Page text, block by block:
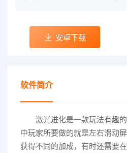
安卓下载
软件简介
激光进化是一款玩法有趣
中玩家所要做的就是左右滑动
获得不同的加成，有时还需要